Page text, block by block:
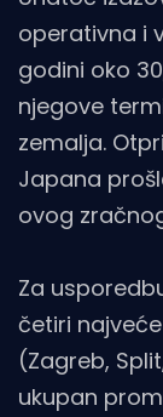
operativna i
godini oko
njegove
zemalja.
Japana
ovog
Za
četiri
(Zagreb,
ukupan